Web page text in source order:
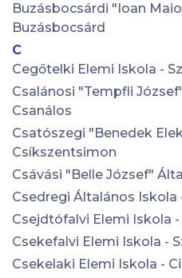
Buzásbocsárdi "Ioan
Buzásbocsárd
C
Cegőtelki Elemi Iskola -
Csalánosi "Tempfli
Csanálos
Csatószegi "Benedek
Csíkszentsimon
Csávási "Belle József"
Csedregi Általános Iskola
Csejdtófalvi Elemi Iskola
Csekefalvi Elemi Iskola -
Csekelaki Elemi Iskola -